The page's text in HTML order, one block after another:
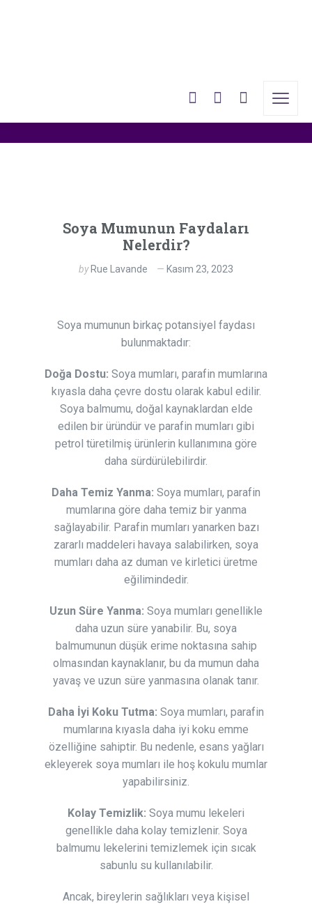
Soya Mumunun Faydaları
Nelerdir?
by Rue Lavande Kasım 23, 2023
Soya mumunun birkaç potansiyel faydası
bulunmaktadır:
Doğa Dostu: Soya mumları, parafin mumlarına
kıyasla daha çevre dostu olarak kabul edilir.
Soya balmumu, doğal kaynaklardan elde
edilen bir üründür ve parafin mumları gibi
petrol türetilmiş ürünlerin kullanımına göre
daha sürdürülebilirdir.
Daha Temiz Yanma: Soya mumları, parafin
mumlarına göre daha temiz bir yanma
sağlayabilir. Parafin mumları yanarken bazı
zararlı maddeleri havaya salabilirken, soya
mumları daha az duman ve kirletici üretme
eğilimindedir.
Uzun Süre Yanma: Soya mumları genellikle
daha uzun süre yanabilir. Bu, soya
balmumunun düşük erime noktasına sahip
olmasından kaynaklanır, bu da mumun daha
yavaş ve uzun süre yanmasına olanak tanır.
Daha İyi Koku Tutma: Soya mumları, parafin
mumlarına kıyasla daha iyi koku emme
özelliğine sahiptir. Bu nedenle, esans yağları
ekleyerek soya mumları ile hoş kokulu mumlar
yapabilirsiniz.
Kolay Temizlik: Soya mumu lekeleri
genellikle daha kolay temizlenir. Soya
balmumu lekelerini temizlemek için sıcak
sabunlu su kullanılabilir.
Ancak, bireylerin sağlıkları veya kişisel